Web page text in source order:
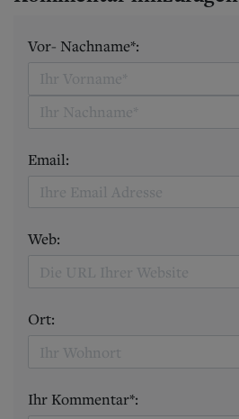
Vor- Nachname*:
Email:
Web:
Ort:
Ihr Kommentar*: